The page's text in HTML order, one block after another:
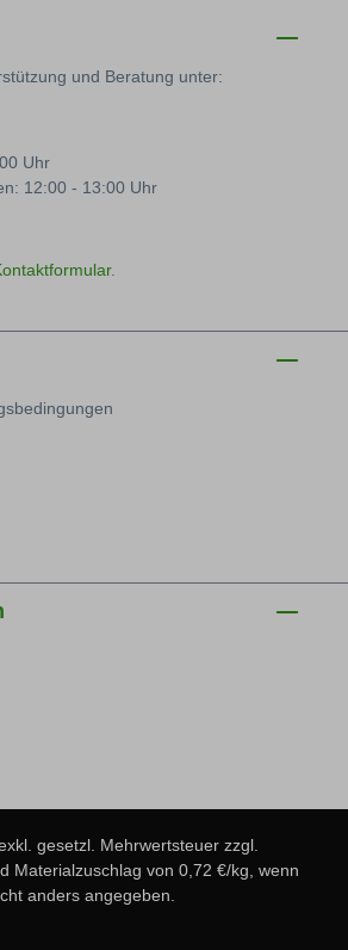
und Beratung unter:
Uhr
12:00 - 13:00 Uhr
.
gesetzl. Mehrwertsteuer zzgl.
Materialzuschlag von 0,72 €/kg, wenn
anders angegeben.